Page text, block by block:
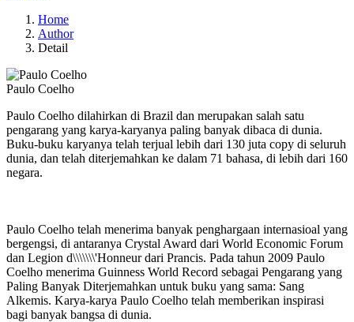
Home
Author
Detail
Paulo Coelho
Paulo Coelho dilahirkan di Brazil dan merupakan salah satu
pengarang yang karya-karyanya paling banyak dibaca di dunia.
Buku-buku karyanya telah terjual lebih dari 130 juta copy di seluruh
dunia, dan telah diterjemahkan ke dalam 71 bahasa, di lebih dari 160
negara.
Paulo Coelho telah menerima banyak penghargaan internasioal yang
bergengsi, di antaranya Crystal Award dari World Economic Forum
dan Legion d\\\\\\\'Honneur dari Prancis. Pada tahun 2009 Paulo
Coelho menerima Guinness World Record sebagai Pengarang yang
Paling Banyak Diterjemahkan untuk buku yang sama: Sang
Alkemis. Karya-karya Paulo Coelho telah memberikan inspirasi
bagi banyak bangsa di dunia.